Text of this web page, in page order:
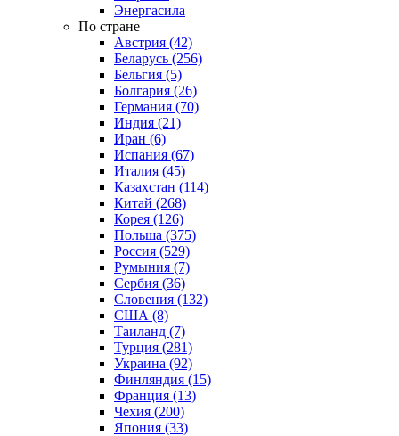
Энергасила
По стране
Австрия (42)
Беларусь (256)
Бельгия (5)
Болгария (26)
Германия (70)
Индия (21)
Иран (6)
Испания (67)
Италия (45)
Казахстан (114)
Китай (268)
Корея (126)
Польша (375)
Россия (529)
Румыния (7)
Сербия (36)
Словения (132)
США (8)
Таиланд (7)
Турция (281)
Украина (92)
Финляндия (15)
Франция (13)
Чехия (200)
Япония (33)